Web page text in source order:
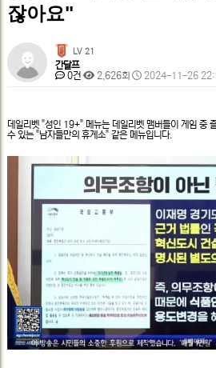
잖아요"
페
이
지
보
LV 21
간달프
댓
글
0건 조
회
2,626회 작
성
2024-11-26
데일리벳 "성인 19+" 메뉴는 데일리벳 맴버들이 게임 중
수 있는 "남자들만의 휴게소" 같은 메뉴입니다.